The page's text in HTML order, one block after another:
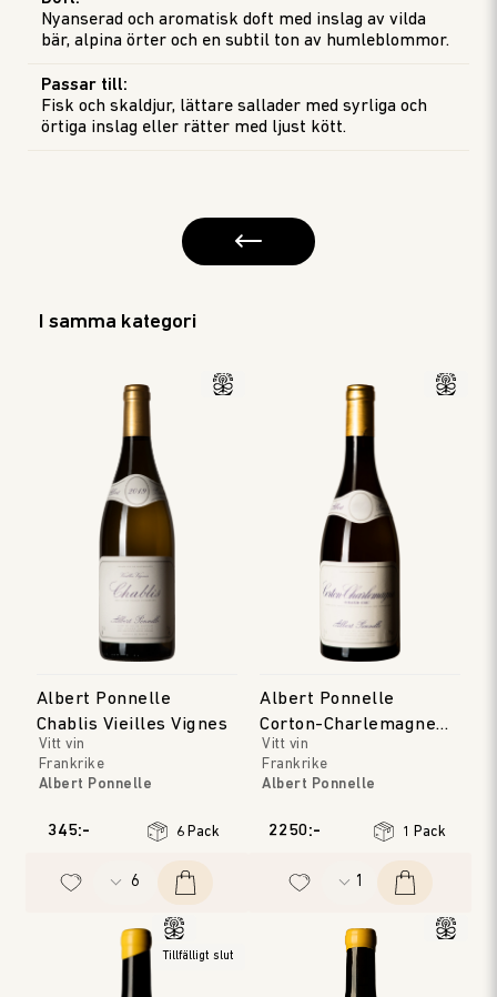
Nyanserad och aromatisk doft med inslag av vilda
bär, alpina örter och en subtil ton av humleblommor.
Passar till:
Fisk och skaldjur, lättare sallader med syrliga och
örtiga inslag eller rätter med ljust kött.
I samma kategori
Albert Ponnelle
Chablis Vieilles Vignes
Vitt vin
Frankrike
Albert Ponnelle
345:- 6 Pack
Albert Ponnelle
Corton-Charlemagne
Grand Cru
Vitt vin
Frankrike
Albert Ponnelle
2250:- 1 Pack
Tillfälligt slut